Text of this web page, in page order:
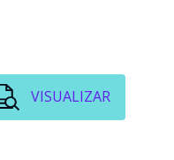
VISUALIZAR